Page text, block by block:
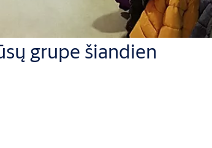
grupe šiandien